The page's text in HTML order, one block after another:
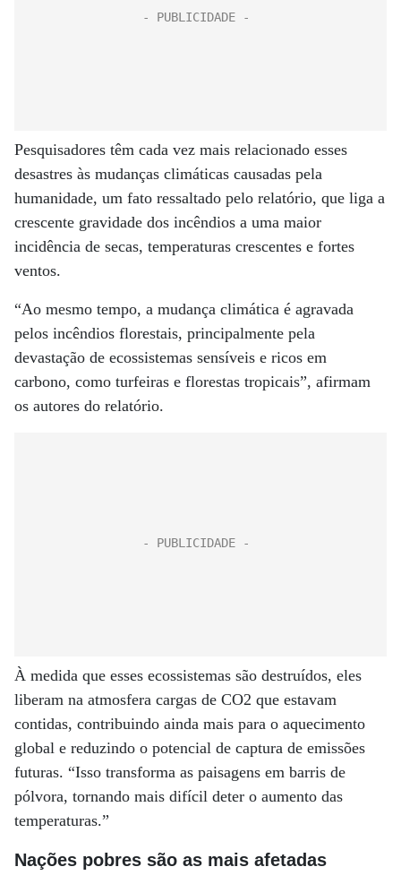
Pesquisadores têm cada vez mais relacionado esses
desastres às mudanças climáticas causadas pela
humanidade, um fato ressaltado pelo relatório, que liga a
crescente gravidade dos incêndios a uma maior
incidência de secas, temperaturas crescentes e fortes
ventos.
“Ao mesmo tempo, a mudança climática é agravada
pelos incêndios florestais, principalmente pela
devastação de ecossistemas sensíveis e ricos em
carbono, como turfeiras e florestas tropicais”, afirmam
os autores do relatório.
À medida que esses ecossistemas são destruídos, eles
liberam na atmosfera cargas de CO2 que estavam
contidas, contribuindo ainda mais para o aquecimento
global e reduzindo o potencial de captura de emissões
futuras. “Isso transforma as paisagens em barris de
pólvora, tornando mais difícil deter o aumento das
temperaturas.”
Nações pobres são as mais afetadas